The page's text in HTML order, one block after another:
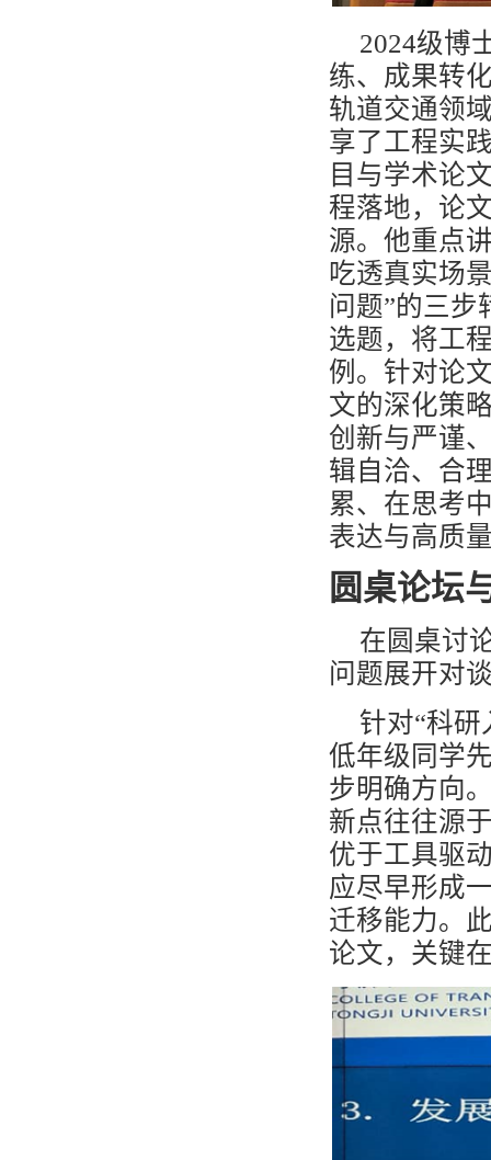
2024级博
练、成果转
轨道交通领
享了工程实
目与学术论
程落地，论
源。他重点
吃透真实场
问题”的三步
选题，将工
例。针对论
文的深化策
创新与严谨
辑自洽、合
累、在思考
表达与高质
圆桌论坛
在圆桌讨
问题展开对
针对“科
低年级同学
步明确方向
新点往往源
优于工具驱
应尽早形成
迁移能力。
论文，关键